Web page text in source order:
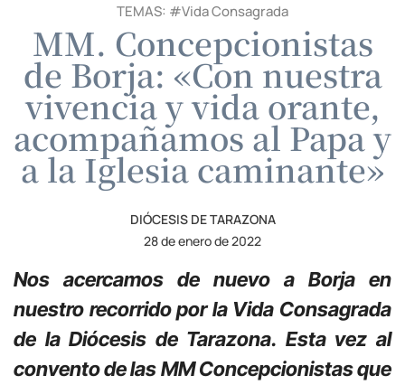
TEMAS: #Vida Consagrada
MM. Concepcionistas
de Borja: «Con nuestra
vivencia y vida orante,
acompañamos al Papa y
a la Iglesia caminante»
DIÓCESIS DE TARAZONA
28 de enero de 2022
Nos acercamos de nuevo a Borja en
nuestro recorrido por la Vida Consagrada
de la Diócesis de Tarazona. Esta vez al
convento de las MM Concepcionistas que